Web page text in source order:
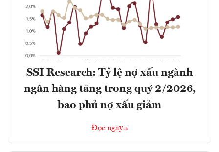
SSI Research: Tỷ lệ nợ xấu ngành
ngân hàng tăng trong quý 2/2026,
bao phủ nợ xấu giảm
Đọc ngay